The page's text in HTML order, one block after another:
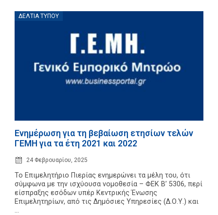
ΔΕΛΤΊΑ ΤΎΠΟΥ
Ενημέρωση για τη βεβαίωση ετησίων τελών
ΓΕΜΗ για τα έτη 2021 και 2022
24 Φεβρουαρίου, 2025
Το Επιμελητήριο Πιερίας ενημερώνει τα μέλη του, ότι
σύμφωνα με την ισχύουσα νομοθεσία – ΦΕΚ Β’ 5306, περί
είσπραξης εσόδων υπέρ Κεντρικής Ένωσης
Επιμελητηρίων, από τις Δημόσιες Υπηρεσίες (Δ.Ο.Υ.) και
...